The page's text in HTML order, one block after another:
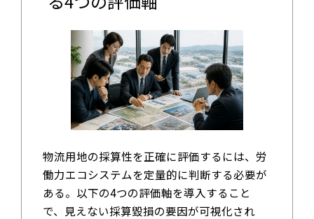
物流用地の採算性を正確に評価するには、労
働力エコシステムを定量的に判断する必要が
ある。以下の4つの評価軸を導入すること
で、見えない採算毀損の要因が可視化され